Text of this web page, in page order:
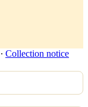
∙ Collection notice